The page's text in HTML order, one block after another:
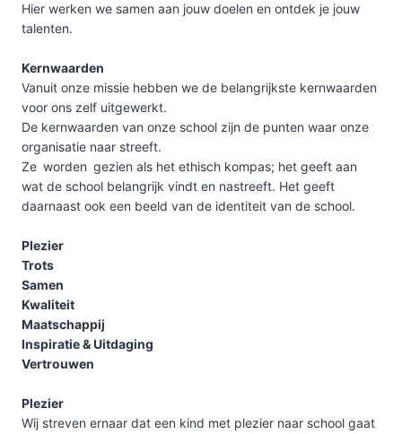
Hier werken we samen aan jouw doelen en ontdek je jouw
talenten.
Kernwaarden
Vanuit onze missie hebben we de belangrijkste kernwaarden
voor ons zelf uitgewerkt.
De kernwaarden van onze school zijn de punten waar onze
organisatie naar streeft.
Ze worden gezien als het ethisch kompas; het geeft aan
wat de school belangrijk vindt en nastreeft. Het geeft
daarnaast ook een beeld van de identiteit van de school.
Plezier
Trots
Samen
Kwaliteit
Maatschappij
Inspiratie & Uitdaging
Vertrouwen
Plezier
Wij streven ernaar dat een kind met plezier naar school gaat